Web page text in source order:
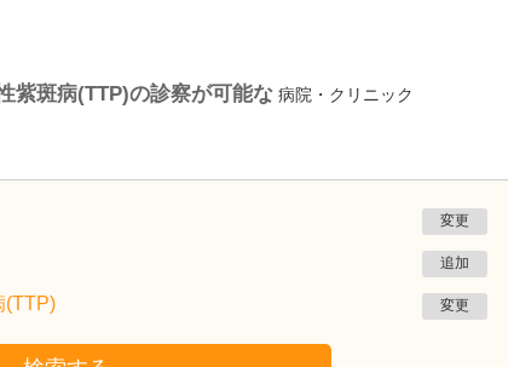
紫斑病(TTP)の診察が可能な 病院・クリニック
変更
追加
(TTP) 変更